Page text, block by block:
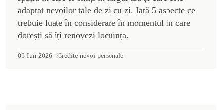
adaptat nevoilor tale de zi cu zi. Iată 5 aspecte ce
trebuie luate în considerare în momentul in care
dorești să îți renovezi locuința.
03 Iun 2026 | Credite nevoi personale